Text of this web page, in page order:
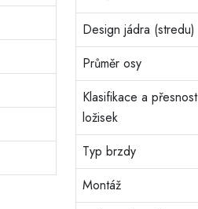
Design jádra (stredu)
Průměr osy
Klasifikace a přesnost
ložisek
Typ brzdy
Montáž